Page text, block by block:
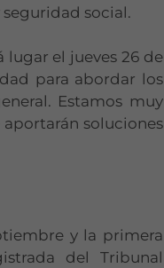
social.
el jueves 26 de
para abordar los
Estamos muy
aportarán soluciones
y la primera
del Tribunal